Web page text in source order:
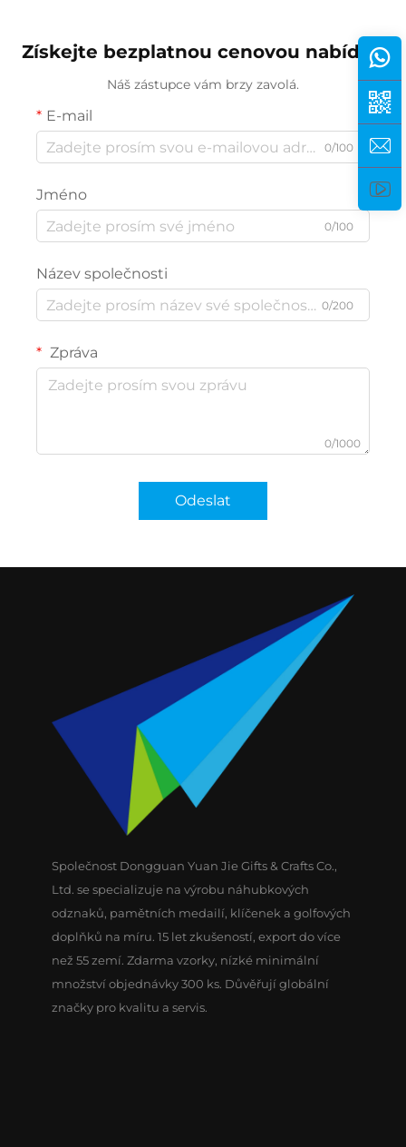
Získejte bezplatnou cenovou nabídku
Náš zástupce vám brzy zavolá.
E-mail
0/100
Jméno
0/100
Název společnosti
0/200
Zpráva
0/1000
Odeslat
Společnost Dongguan Yuan Jie Gifts & Crafts Co.,
Ltd. se specializuje na výrobu náhubkových
odznaků, pamětních medailí, klíčenek a golfových
doplňků na míru. 15 let zkušeností, export do více
než 55 zemí. Zdarma vzorky, nízké minimální
množství objednávky 300 ks. Důvěřují globální
značky pro kvalitu a servis.